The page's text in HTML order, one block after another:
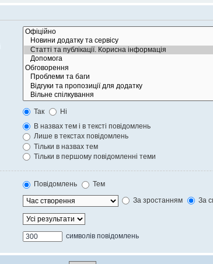
Так
Ні
В назвах тем і в тексті повідомлень
Лише в текстах повідомлень
Тільки в назвах тем
Тільки в першому повідомленні теми
Повідомлень
Тем
За зростанням За
символів повідомлень